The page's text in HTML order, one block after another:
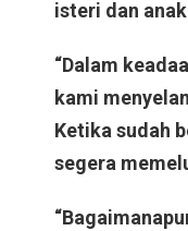
isteri dan
“Dalam
kami
Ketika sudah
segera